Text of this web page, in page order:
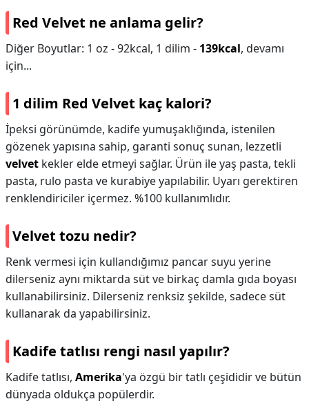
Red Velvet ne anlama gelir?
Diğer Boyutlar: 1 oz - 92kcal, 1 dilim - 139kcal, devamı
için...
1 dilim Red Velvet kaç kalori?
İpeksi görünümde, kadife yumuşaklığında, istenilen
gözenek yapısına sahip, garanti sonuç sunan, lezzetli
velvet kekler elde etmeyi sağlar. Ürün ile yaş pasta, tekli
pasta, rulo pasta ve kurabiye yapılabilir. Uyarı gerektiren
renklendiriciler içermez. %100 kullanımlıdır.
Velvet tozu nedir?
Renk vermesi için kullandığımız pancar suyu yerine
dilerseniz aynı miktarda süt ve birkaç damla gıda boyası
kullanabilirsiniz. Dilerseniz renksiz şekilde, sadece süt
kullanarak da yapabilirsiniz.
Kadife tatlısı rengi nasıl yapılır?
Kadife tatlısı, Amerika'ya özgü bir tatlı çeşididir ve bütün
dünyada oldukça popülerdir.